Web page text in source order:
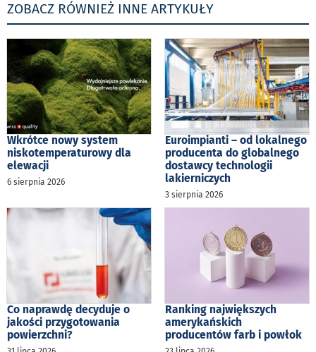
ZOBACZ RÓWNIEŻ INNE ARTYKUŁY
Wkrótce nowy system
niskotemperaturowy dla
elewacji
6 sierpnia 2026
Euroimpianti – od lokalnego
producenta do globalnego
dostawcy technologii
lakierniczych
3 sierpnia 2026
Co naprawdę decyduje o
jakości przygotowania
powierzchni?
Ranking największych
amerykańskich
producentów farb i powłok